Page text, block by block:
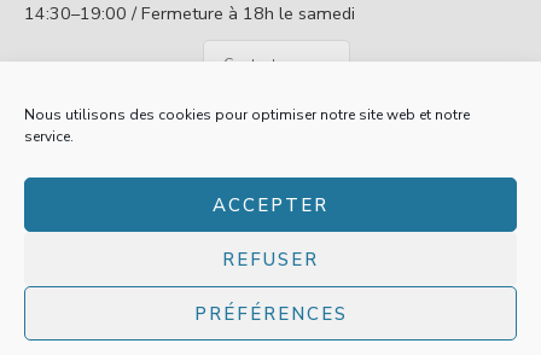
Nous utilisons des cookies pour optimiser notre site web et notre
service.
ACCEPTER
REFUSER
PRÉFÉRENCES
14:30–19:00 / Fermeture à 18h le samedi
Contactez nous
Mentions légales
A propos
-Création site web Les Trois Chats